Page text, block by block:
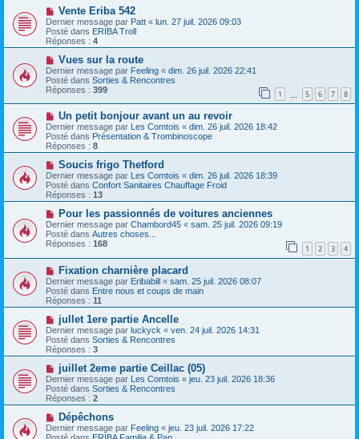
a
g
e
a
m
e
s
s
g
e
N
o
u
v
e
a
m
e
s
s
a
g
e
Vente Eriba 542
Dernier message par Patt « lun. 27 juil. 2026 09:03
Posté dans ERIBA Troll
Réponses : 4
N
o
u
v
e
a
u
m
e
s
s
a
g
e
Vues sur la route
Dernier message par Feeling « dim. 26 juil. 2026 22:41
Posté dans Sorties & Rencontres
Réponses : 399 1 5 6 7 8
N
o
u
v
e
a
u
m
e
s
s
a
g
e
Un petit bonjour avant un au revoir
Dernier message par Les Comtois « dim. 26 juil. 2026 18:42
Posté dans Présentation & Trombinoscope
Réponses : 8
N
o
u
v
e
a
u
m
e
s
s
a
g
e
Soucis frigo Thetford
Dernier message par Les Comtois « dim. 26 juil. 2026 18:39
Posté dans Confort Sanitaires Chauffage Froid
Réponses : 13
N
o
u
v
e
a
u
m
e
s
s
a
g
e
Pour les passionnés de voitures anciennes
Dernier message par Chambord45 « sam. 25 juil. 2026 09:19
Posté dans Autres choses...
Réponses : 168 1 2 3 4
N
o
u
v
e
a
u
m
e
s
s
a
g
e
Fixation charnière placard
Dernier message par Eribabill « sam. 25 juil. 2026 08:07
Posté dans Entre nous et coups de main
Réponses : 11
N
o
u
v
e
a
u
m
e
s
s
a
g
jullet 1ere partie Ancelle
Dernier message par luckyck « ven. 24 juil. 2026 14:31
Posté dans Sorties & Rencontres
Réponses : 3
N
o
u
v
e
a
u
m
juillet 2eme partie Ceillac (05)
Dernier message par Les Comtois « jeu. 23 juil. 2026 18:36
Posté dans Sorties & Rencontres
Réponses : 2
N
o
u
Dépêchons
Dernier message par Feeling « jeu. 23 juil. 2026 17:22